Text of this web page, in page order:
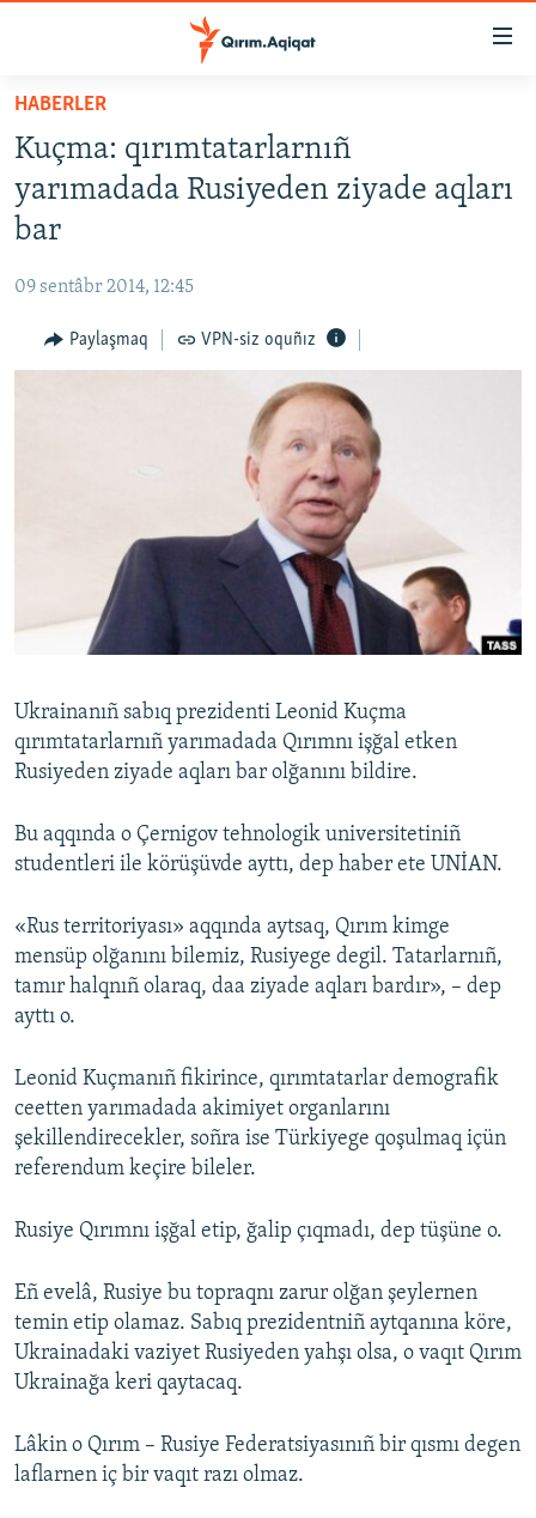
Esas
qaytmaq
Baş
navigatsiyağa
qaytmaq
Qıdıruvğa
SİYASET
MEDENİYET
İNSAN AQLARI
Українською
HABERLER
Kuçma: qırımtatarlarnıñ
yarımadada Rusiyeden ziyade aqları
bar
09 sentâbr 2014, 12:45
Paylaşmaq VPN-siz oquñız
Ukrainanıñ sabıq prezidenti Leonid Kuçma
qırımtatarlarnıñ yarımadada Qırımnı işğal etken
Rusiyeden ziyade aqları bar olğanını bildire.
Bu aqqında o Çernigov tehnologik universitetiniñ
studentleri ile körüşüvde ayttı, dep haber ete UNİAN.
«Rus territoriyası» aqqında aytsaq, Qırım kimge
mensüp olğanını bilemiz, Rusiyege degil. Tatarlarnıñ,
tamır halqnıñ olaraq, daa ziyade aqları bardır», – dep
ayttı o.
Leonid Kuçmanıñ fikirince, qırımtatarlar demografik
ceetten yarımadada akimiyet organlarını
şekillendirecekler, soñra ise Türkiyege qoşulmaq içün
referendum keçire bileler.
Rusiye Qırımnı işğal etip, ğalip çıqmadı, dep tüşüne o.
Eñ evelâ, Rusiye bu topraqnı zarur olğan şeylernen
temin etip olamaz. Sabıq prezidentniñ aytqanına köre,
Ukrainadaki vaziyet Rusiyeden yahşı olsa, o vaqıt Qırım
Ukrainağa keri qaytacaq.
Lâkin o Qırım – Rusiye Federatsiyasınıñ bir qısmı degen
laflarnen iç bir vaqıt razı olmaz.